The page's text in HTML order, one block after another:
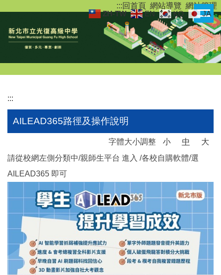
主
要
:::回首頁 網站導覽 網站管理
ZH-TW
EN KO JA
:::
AILEAD365路徑及操作說明
字體大小調整 小 中
大
請從校網左側分類中/親師生平台 進入 /各校自購軟體/選
AILEAD365 即可